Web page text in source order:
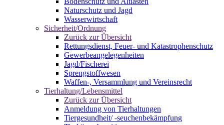
Naturschutz und Jagd
Wasserwirtschaft
Sicherheit/Ordnung
Zurück zur Übersicht
Rettungsdienst, Feuer- und Katastrophenschutz
Gewerbeangelegenheiten
Jagd/Fischerei
Sprengstoffwesen
Waffen-, Versammlung und Vereinsrecht
Tierhaltung/Lebensmittel
Zurück zur Übersicht
Anmeldung von Tierhaltungen
Tiergesundheit/ -seuchenbekämpfung